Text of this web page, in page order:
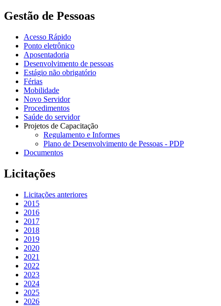
Gestão de Pessoas
Acesso Rápido
Ponto eletrônico
Aposentadoria
Desenvolvimento de pessoas
Estágio não obrigatório
Férias
Mobilidade
Novo Servidor
Procedimentos
Saúde do servidor
Projetos de Capacitação
Regulamento e Informes
Plano de Desenvolvimento de Pessoas - PDP
Documentos
Licitações
Licitações anteriores
2015
2016
2017
2018
2019
2020
2021
2022
2023
2024
2025
2026